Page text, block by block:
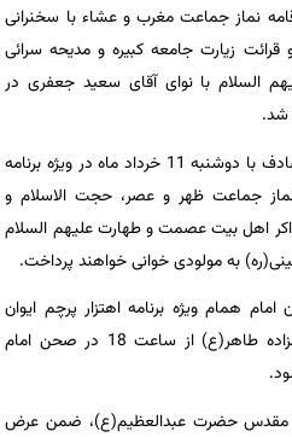
بعد از اقامه نماز جماعت مغرب و عشاء با سخنرانی
زیارت جامعه کبیره و مدیحه سرائی
السلام با نوای آقای سعید جعفری در
شد.
همچنین در روز ولادت آن حضرت مصادف با دوشنبه 11 خرداد ماه در ویژه برنامه
جماعت ظهر و عصر، حجت الاسلام و
اهل بیت عصمت و طهارت علیهم السلام
به مولودی خوانی خواهند پرداخت.
همام ویژه برنامه اهتزار پرچم ایوان
نجف اشرف بر فراز گنبد حضرت امامزاده طاهر(ع) از ساعت 18 در صحن امام
مقدس حضرت عبدالعظیم(ع)، ضمن عرض